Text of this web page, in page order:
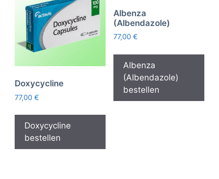
Doxycycline
77,00 €
Doxycycline
bestellen
Albenza
(Albendazole)
77,00 €
Albenza
(Albendazole)
bestellen